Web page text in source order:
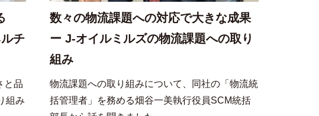
チ
と品
組み
数々の物流課題への対応で大きな成果
ー J-オイルミルズの物流課題への取り
組み
物流課題への取り組みについて、同社の「物流統
括管理者」を務める畑谷一美執行役員SCM統括